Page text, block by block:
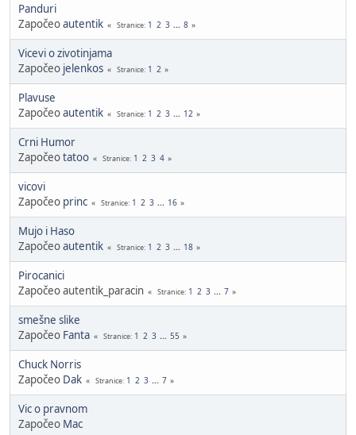
Panduri
Započeoautentik Stranice 1 2 3 ... 8
Vicevi o zivotinjama
Započeo jelenkos Stranice 1 2
Plavuse
Započeoautentik Stranice 1 2 3 ... 12
Crni Humor
Započeotatoo Stranice 1 2 3 4
vicovi
Započeo princ Stranice 1 2 3 ... 16
Mujo i Haso
Započeoautentik Stranice 1 2 3 ... 18
Pirocanici
Započeo autentik_paracin
Stranice 1 2 3 ... 7
smešne slike
Započeo Fanta Stranice 1 2 3 ... 55
Chuck Norris
Započeo Dak Stranice 1 2 3 ... 7
Vic o pravnom
Započeo Mac